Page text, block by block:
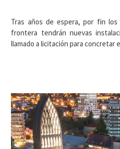
Tras años de espera, por fin
frontera tendrán nuevas
llamado a licitación para concretar